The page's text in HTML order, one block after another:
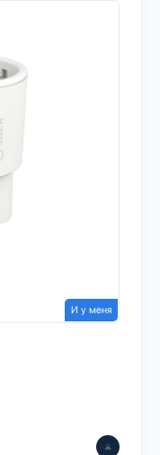
И у меня